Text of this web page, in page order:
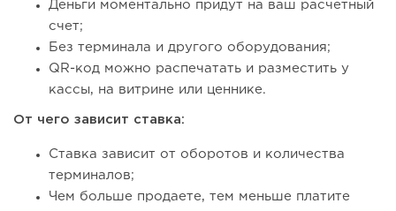
Деньги моментально придут на ваш расчетный
счет;
Без терминала и другого оборудования;
QR-код можно распечатать и разместить у
кассы, на витрине или ценнике.
От чего зависит ставка:
Ставка зависит от оборотов и количества
терминалов;
Чем больше продаете, тем меньше платите